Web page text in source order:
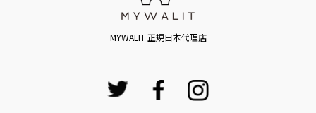
MYWALIT 正規日本代理店